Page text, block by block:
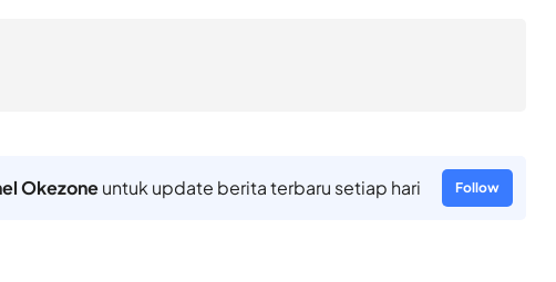
Okezoneuntuk update berita terbaru setiap hari Follow